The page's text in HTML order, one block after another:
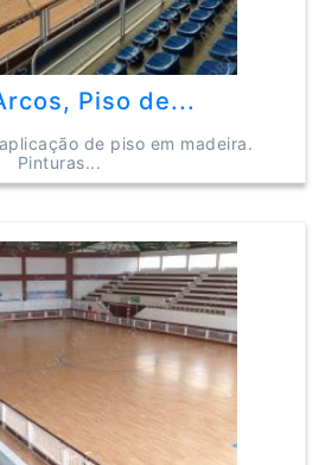
Piso de...
de piso em madeira.
Pinturas...